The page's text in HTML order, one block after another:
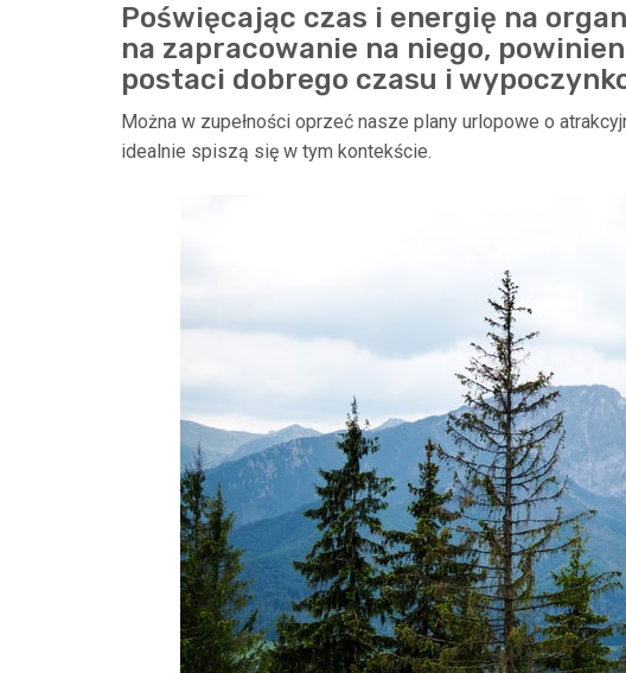
Poświęcając czas i energię na
na zapracowanie na niego,
postaci dobrego czasu i
Można w zupełności oprzeć nasze plany urlopowe o
idealnie spiszą się w tym kontekście.